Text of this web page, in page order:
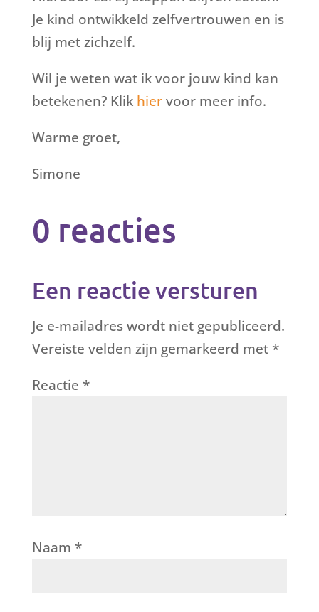
Je kind ontwikkeld zelfvertrouwen en is
blij met zichzelf.
Wil je weten wat ik voor jouw kind kan
betekenen? Klik hiervoor meer info.
Warme groet,
Simone
0 reacties
Een reactie versturen
Je e-mailadres wordt niet gepubliceerd.
Vereiste velden zijn gemarkeerd met *
Reactie *
Naam *